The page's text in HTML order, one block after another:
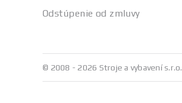
Odstúpenie od zmluvy
© 2008 - 2026 Stroje a vybavení s.r.o.